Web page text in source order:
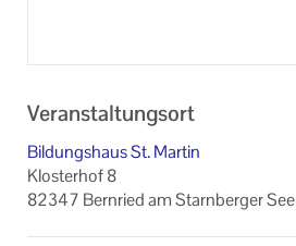
Veranstaltungsort
Bildungshaus St. Martin
Klosterhof 8
82347 Bernried am Starnberger See